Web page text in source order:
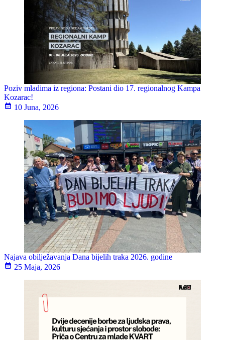
Poziv mladima iz regiona: Postani dio 17. regionalnog Kampa
Kozarac!
10 Juna, 2026
Najava obilježavanja Dana bijelih traka 2026. godine
25 Maja, 2026